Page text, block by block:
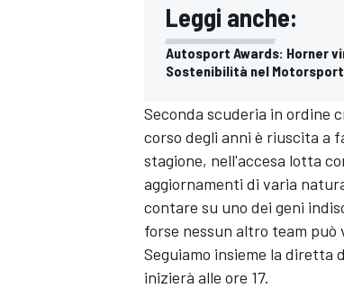
Leggi anche:
Autosport Awards: Horner
Sostenibilità nel
Seconda scuderia in ordine
corso degli anni è riuscita a
stagione, nell'accesa lotta
aggiornamenti di varia
contare su uno dei geni
forse nessun altro team può
Seguiamo insieme la diretta
inizierà alle ore 17.